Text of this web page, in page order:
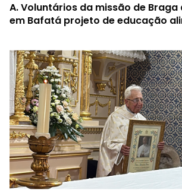
A.Voluntários da missão de
em Bafatá projeto de educação